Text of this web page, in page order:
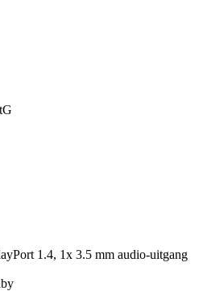
1.4, 1x 3.5 mm audio-uitgang